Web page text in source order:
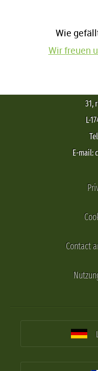
Wie
Wir freuen
31,
L-
E-mail:
Contact